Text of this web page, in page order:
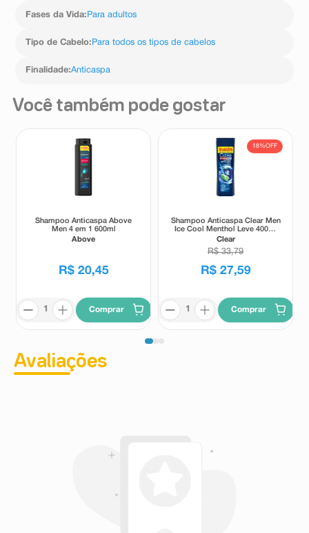
Fases da Vida: Para adultos
Tipo de Cabelo: Para todos os tipos de cabelos
Finalidade:Anticaspa
Você também pode gostar
Shampoo Anticaspa Above
Men 4 em 1 600ml
Above
R$ 20,45
Comprar
18%OFF
Shampoo Anticaspa Clear Men
Ice Cool Menthol Leve 400ml
Pague 330ml
Clear
R$ 33,79
R$ 27,59
Comprar
Avaliações